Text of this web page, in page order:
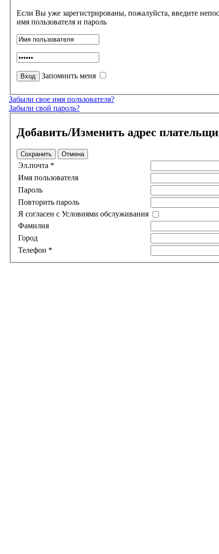
Если Вы уже зарегистрированы, пожалуйста, введите
имя пользователя и пароль
Запомнить меня
Забыли свое имя пользователя?
Забыли свой пароль?
Добавить/Изменить адрес
Сохранить Отмена
Эл.почта *
Имя пользователя
Пароль
Повторить пароль
Я согласен с Условиями обслуживания
Фамилия
Город
Телефон *